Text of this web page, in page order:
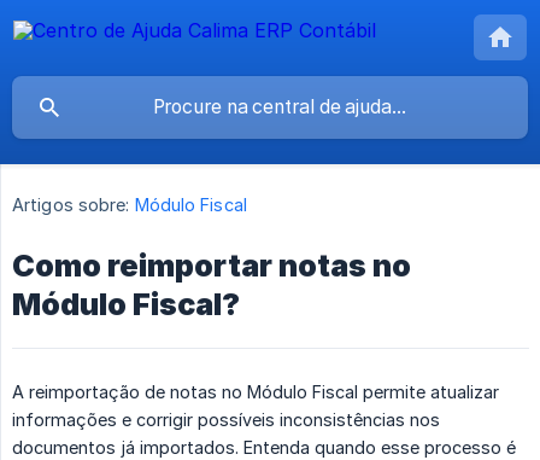
Artigos sobre: Módulo Fiscal
Como reimportar notas no
Módulo Fiscal?
A reimportação de notas no Módulo Fiscal permite atualizar
informações e corrigir possíveis inconsistências nos
documentos já importados. Entenda quando esse processo é